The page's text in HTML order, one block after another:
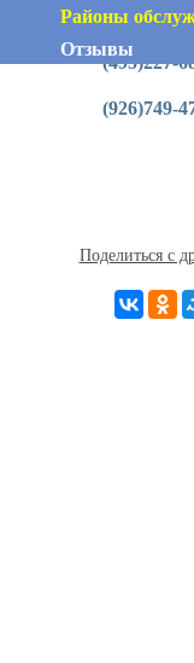
Районы
Отзывы
Контактная
(495)227-
(926)749-
Поделиться с